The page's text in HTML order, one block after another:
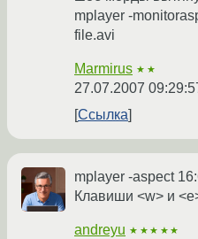
mplayer -
file.avi
Marmirus ★★
27.07.2007
Ссылка
mplayer -aspect
Клавиши <w> и
andreyu ★★★★★